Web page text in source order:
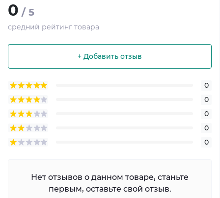
0 / 5
средний рейтинг товара
+ Добавить отзыв
0
0
0
0
0
Нет отзывов о данном товаре, станьте
первым, оставьте свой отзыв.